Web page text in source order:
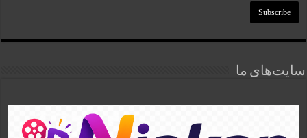
سایت‌های ما